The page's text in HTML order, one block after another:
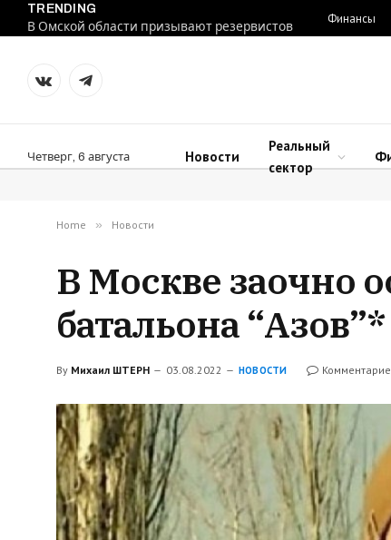
TRENDING
В Омской области призывают резервистов
Финансы
VKontakteTelegram
Четверг, 6 августа Новости
Реальный
сектор
Home » Новости
В Москве заочно
батальона “Азов”*
By Михаил ШТЕРН 03.08.2022 НОВОСТИ